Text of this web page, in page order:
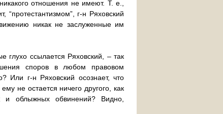
отношения не имеют. Т. е.,
“протестантизмом”, г-н Ряховский
никак не заслуженные им
глухо ссылается Ряховский, – так
споров в любом правовом
Или г-н Ряховский осознает, что
не остается ничего другого, как
и облыжных обвинений? Видно,